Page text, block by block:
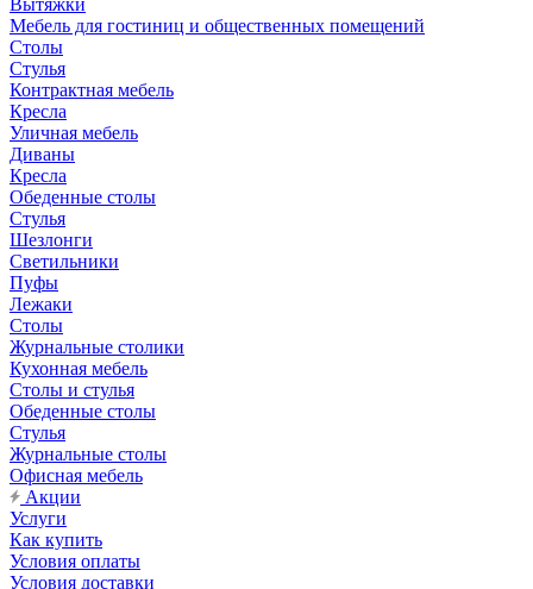
Вытяжки
Мебель для гостиниц и общественных помещений
Столы
Стулья
Контрактная мебель
Кресла
Уличная мебель
Диваны
Кресла
Обеденные столы
Стулья
Шезлонги
Светильники
Пуфы
Лежаки
Столы
Журнальные столики
Кухонная мебель
Столы и стулья
Обеденные столы
Стулья
Журнальные столы
Офисная мебель
Акции
Услуги
Как купить
Условия оплаты
Условия доставки